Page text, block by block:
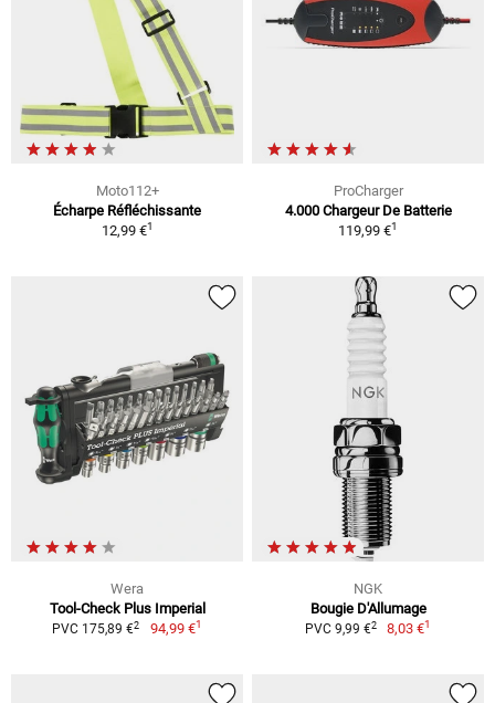
Moto112+
Écharpe Réfléchissante
12,99 €1
ProCharger
4.000 Chargeur De Batterie
119,99 €1
Wera
Tool-Check Plus Imperial
PVC 175,89 €2 94,99 €1
NGK
Bougie D'Allumage
PVC 9,99 €2 8,03 €1